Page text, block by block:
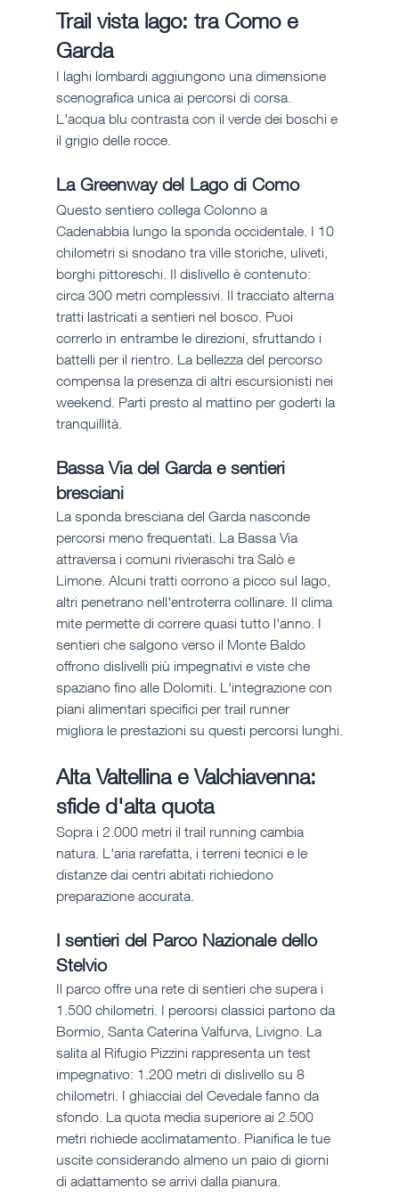
Trail vista lago: tra Como e
Garda
I laghi lombardi aggiungono una dimensione
scenografica unica ai percorsi di corsa.
L'acqua blu contrasta con il verde dei boschi e
il grigio delle rocce.
La Greenway del Lago di Como
Questo sentiero collega Colonno a
Cadenabbia lungo la sponda occidentale. I 10
chilometri si snodano tra ville storiche, uliveti,
borghi pittoreschi. Il dislivello è contenuto:
circa 300 metri complessivi. Il tracciato alterna
tratti lastricati a sentieri nel bosco. Puoi
correrlo in entrambe le direzioni, sfruttando i
battelli per il rientro. La bellezza del percorso
compensa la presenza di altri escursionisti nei
weekend. Parti presto al mattino per goderti la
tranquillità.
Bassa Via del Garda e sentieri
bresciani
La sponda bresciana del Garda nasconde
percorsi meno frequentati. La Bassa Via
attraversa i comuni rivieraschi tra Salò e
Limone. Alcuni tratti corrono a picco sul lago,
altri penetrano nell'entroterra collinare. Il clima
mite permette di correre quasi tutto l'anno. I
sentieri che salgono verso il Monte Baldo
offrono dislivelli più impegnativi e viste che
spaziano fino alle Dolomiti. L'integrazione con
piani alimentari specifici per trail runner
migliora le prestazioni su questi percorsi lunghi.
Alta Valtellina e Valchiavenna:
sfide d'alta quota
Sopra i 2.000 metri il trail running cambia
natura. L'aria rarefatta, i terreni tecnici e le
distanze dai centri abitati richiedono
preparazione accurata.
I sentieri del Parco Nazionale dello
Stelvio
Il parco offre una rete di sentieri che supera i
1.500 chilometri. I percorsi classici partono da
Bormio, Santa Caterina Valfurva, Livigno. La
salita al Rifugio Pizzini rappresenta un test
impegnativo: 1.200 metri di dislivello su 8
chilometri. I ghiacciai del Cevedale fanno da
sfondo. La quota media superiore ai 2.500
metri richiede acclimatamento. Pianifica le tue
uscite considerando almeno un paio di giorni
di adattamento se arrivi dalla pianura.